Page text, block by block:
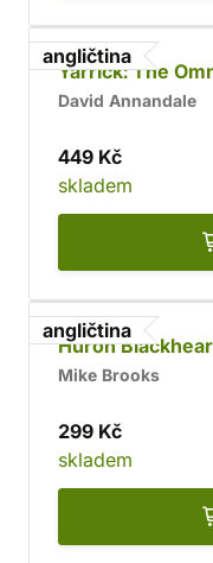
angličtina
Yarrick: The
David Annandale
449 Kč
skladem
angličtina
Huron
Mike Brooks
299 Kč
skladem